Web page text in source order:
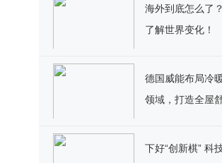
海外到底怎么了
了解世界变化！
德国威能布局冷
领域，打造全屋
下好“创新棋” 科